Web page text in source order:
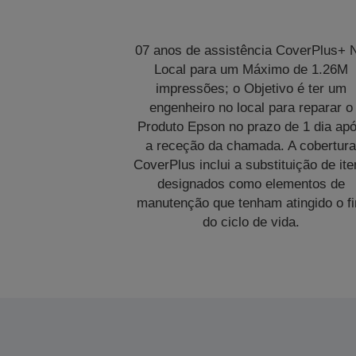
07 anos de assistência CoverPlus+
Local para um Máximo de 1.26M
impressões; o Objetivo é ter um
engenheiro no local para reparar o
Produto Epson no prazo de 1 dia
a receção da chamada. A cobertura
CoverPlus inclui a substituição de
designados como elementos de
manutenção que tenham atingido o
do ciclo de vida.